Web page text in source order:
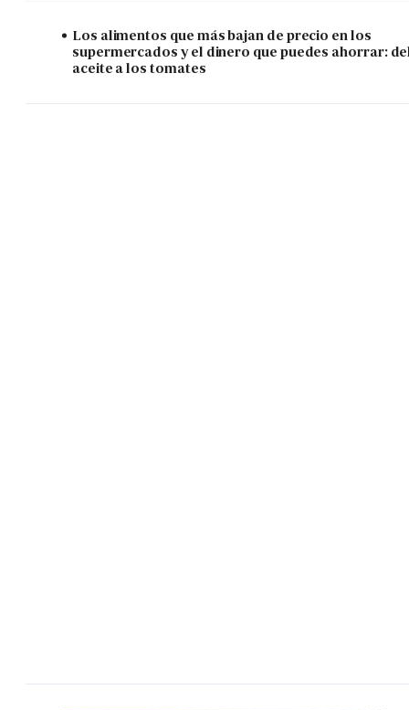
Los alimentos que más bajan de precio en los
supermercados y el dinero que puedes ahorrar:
aceite a los tomates